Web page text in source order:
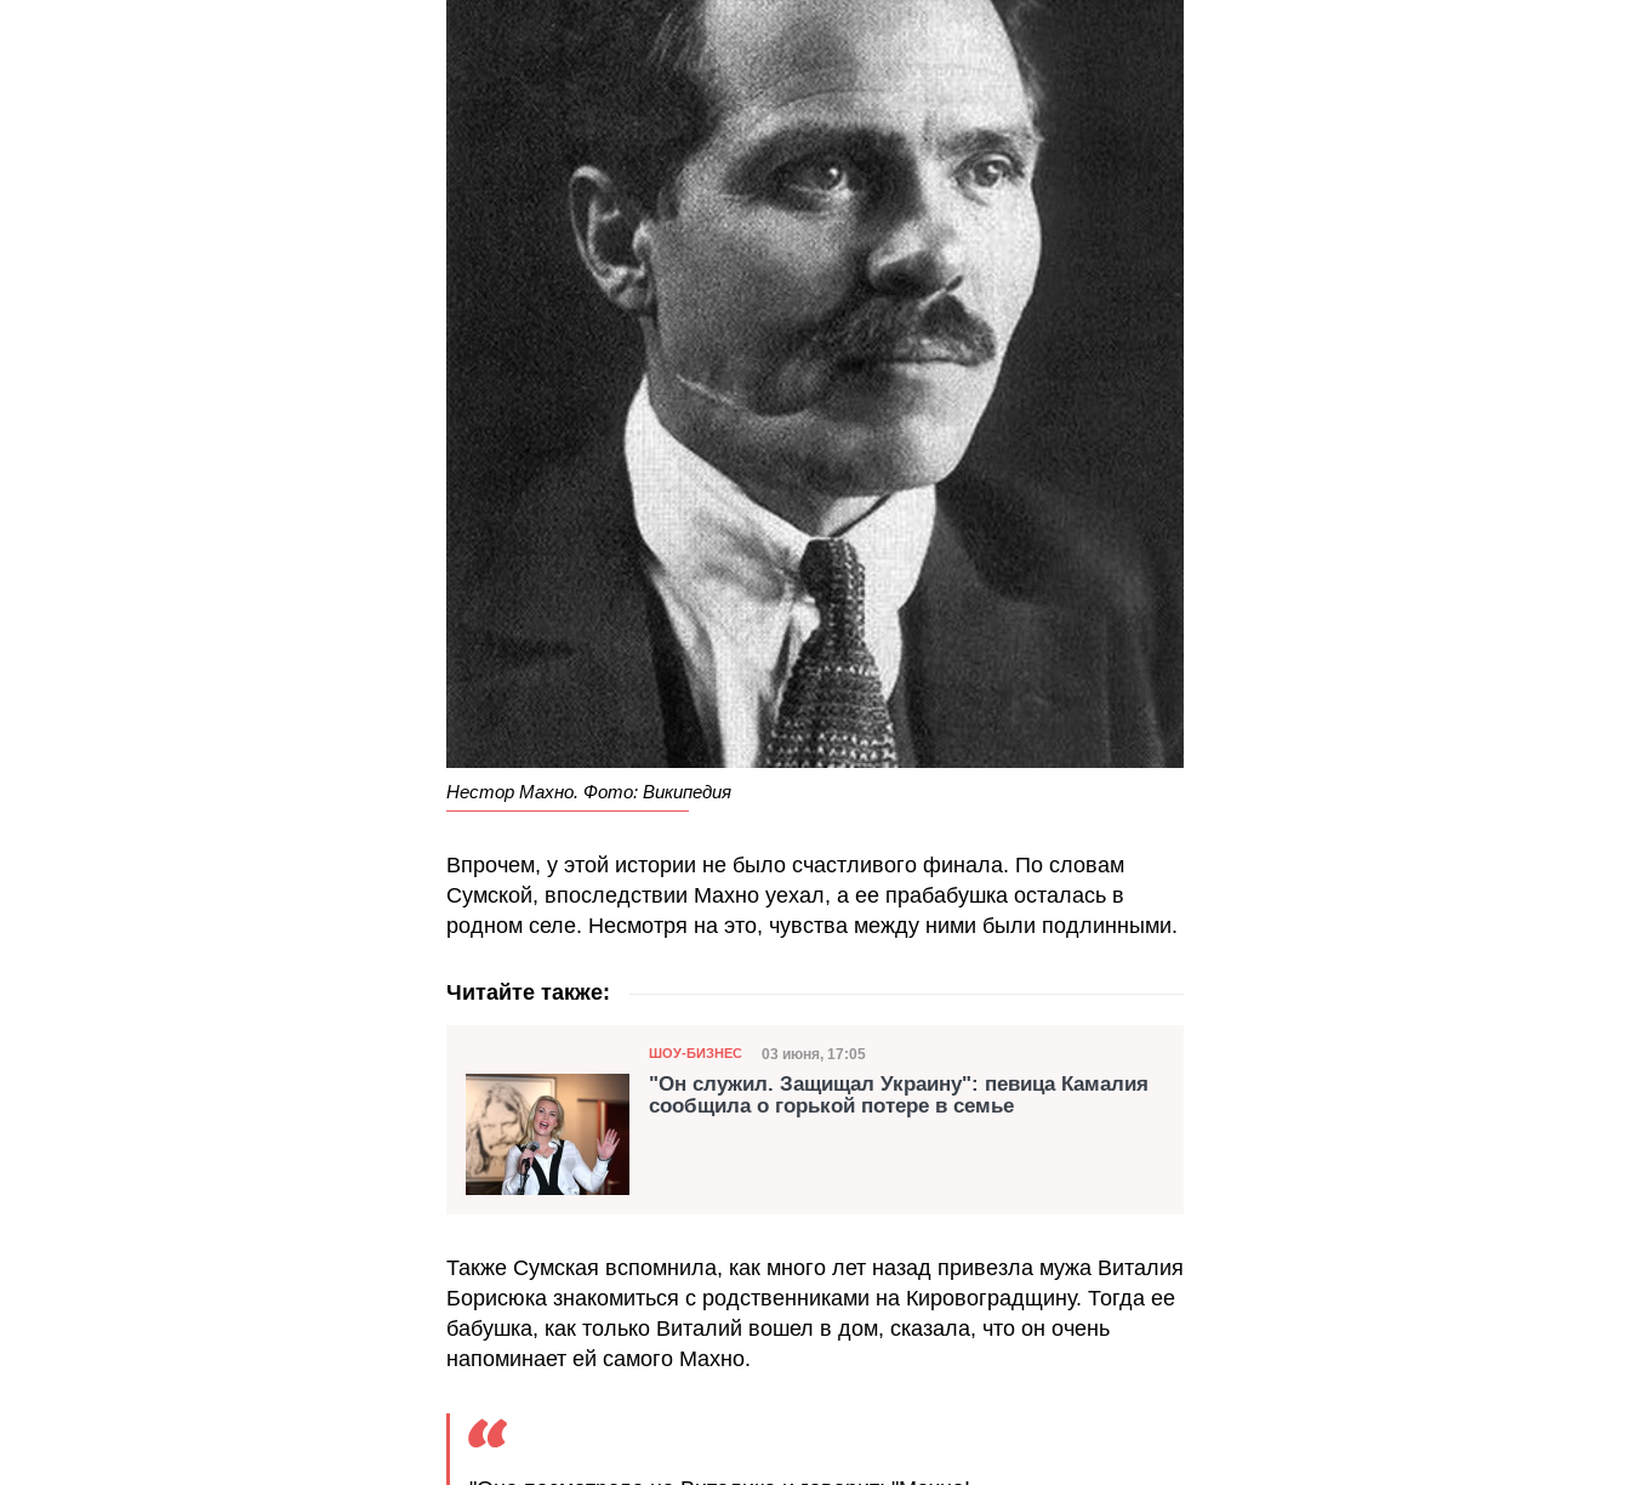
Нестор Махно. Фото: Википедия
Впрочем, у этой истории не было счастливого финала. По словам
Сумской, впоследствии Махно уехал, а ее прабабушка осталась в
родном селе. Несмотря на это, чувства между ними были подлинными.
Читайте также:
Категория
ШОУ-БИЗНЕС Дата публикации
03 июня, 17:05
"Он служил. Защищал Украину": певица Камалия
сообщила о горькой потере в семье
Также Сумская вспомнила, как много лет назад привезла мужа Виталия
Борисюка знакомиться с родственниками на Кировоградщину. Тогда ее
бабушка, как только Виталий вошел в дом, сказала, что он очень
напоминает ей самого Махно.